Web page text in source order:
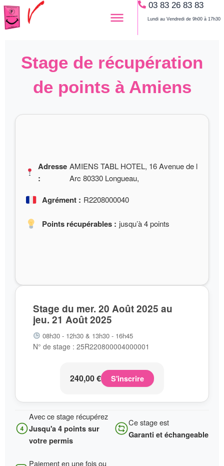
Aller
au
contenu
03 83 26 83 83
Lundi au Vendredi de 9h00 à 17h30
Stage de récupération
de points à Amiens
Adresse
:
AMIENS TABL HOTEL, 16 Avenue de l
Arc 80330 Longueau,
Agrément : R2208000040
Points récupérables : jusqu’à 4 points
Stage du mer. 20 Août 2025 au
jeu. 21 Août 2025
08h30 - 12h30 & 13h30 - 16h45
N° de stage : 25R220800004000001
240,00€ S'inscrire
Avec ce stage récupérez
Jusqu'a 4 points sur
votre permis
Ce stage est
Garanti et échangeable
Paiement en une fois ou